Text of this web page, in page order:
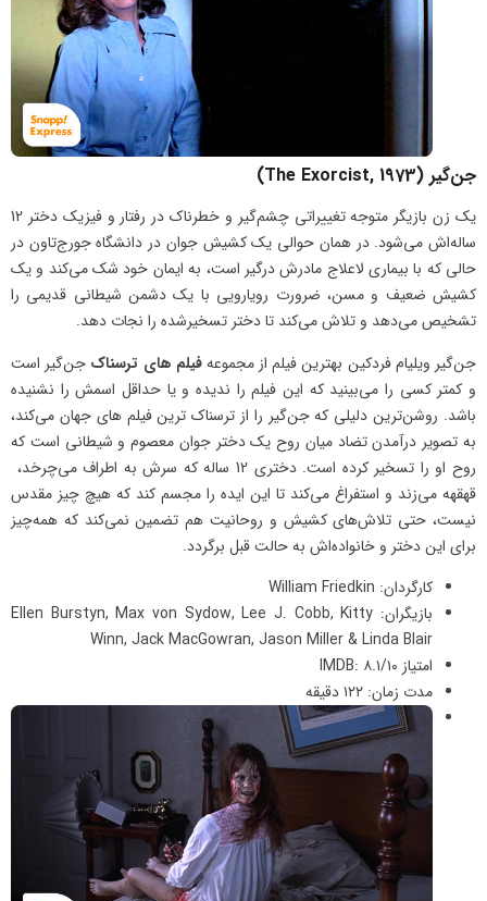
جن‌گیر (The Exorcist, 1973)
یک زن بازیگر متوجه تغییراتی چشم‌گیر و خطرناک در رفتار و فیزیک دختر 12
ساله‌‌اش می‌شود. در همان حوالی یک کشیش جوان در دانشگاه جورج‌تاون در
حالی که با بیماری لاعلاج مادرش درگیر است، به ایمان خود شک می‌کند و یک
کشیش ضعیف و مسن، ضرورت رویارویی با یک دشمن شیطانی قدیمی را
تشخیص می‌دهد و تلاش می‌کند تا دختر تسخیرشده را نجات دهد.
جن‌گیر ویلیام فردکین بهترین فیلم از مجموعه‌فیلم ‌های ترسناک جن‌گیر است
و کمتر کسی را می‌بینید که این فیلم را ندیده و یا حداقل اسمش را نشنیده
باشد. روشن‌ترین دلیلی که جن‌گیر را از ترسناک ‌ترین فیلم های جهان می‌کند،
به تصویر درآمدن‌ تضاد میان روح یک دختر جوان معصوم و شیطانی است که
روح او را تسخیر کرده است. دختری 12 ساله که سرش به اطراف می‌چرخد،
قهقهه می‌زند و استفراغ می‌کند تا این ایده را مجسم کند که هیچ چیز مقدس
نیست، حتی تلاش‌های کشیش و روحانیت هم تضمین نمی‌کند که همه‌چیز
برای این دختر و خانواده‌اش به حالت قبل برگردد.
کارگردان: William Friedkin
بازیگران: Ellen Burstyn, Max von Sydow, Lee J. Cobb, Kitty
Winn, Jack MacGowran, Jason Miller & Linda Blair
امتیاز IMDB: ۸.۱/۱۰
مدت زمان: ۱۲۲ دقیقه